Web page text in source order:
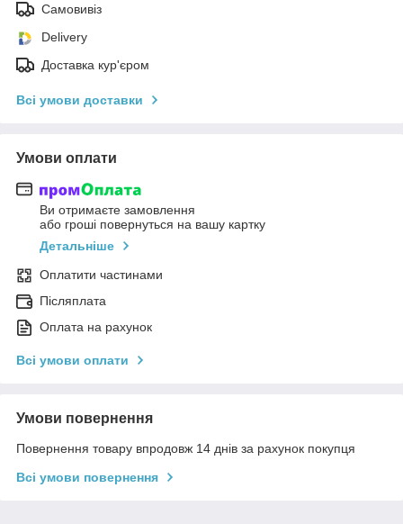
Самовивіз
Delivery
Доставка кур'єром
Всі умови доставки
Умови оплати
Ви отримаєте замовлення
або гроші повернуться на вашу картку
Детальніше
Оплатити частинами
Післяплата
Оплата на рахунок
Всі умови оплати
Умови повернення
Повернення товару впродовж 14 днів за рахунок покупця
Всі умови повернення